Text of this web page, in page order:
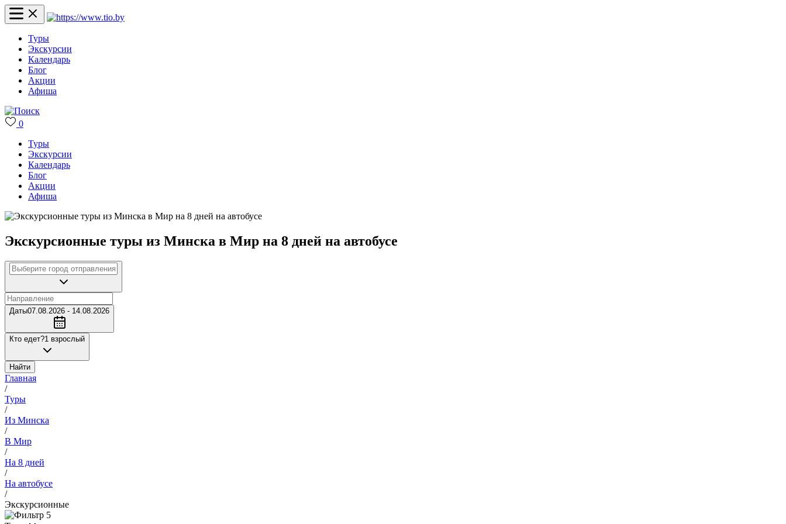
Туры
Экскурсии
Календарь
Блог
Акции
Афиша
0
Туры
Экскурсии
Календарь
Блог
Акции
Афиша
Экскурсионные туры из Минска в Мир на 8 дней на автобусе
Даты07.08.2026 - 14.08.2026
Кто едет?1 взрослый
Найти
Главная
/
Туры
/
Из Минска
/
В Мир
/
На 8 дней
/
На автобусе
/
Экскурсионные
5